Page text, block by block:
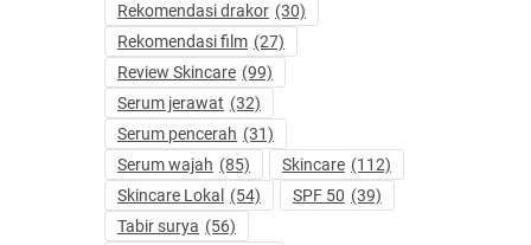
Rekomendasi drakor (30)
Rekomendasi film (27)
Review Skincare (99)
Serum jerawat (32)
Serum pencerah (31)
Serum wajah (85) Skincare (112)
Skincare Lokal
(54) SPF 50 (39)
Tabir surya (56)